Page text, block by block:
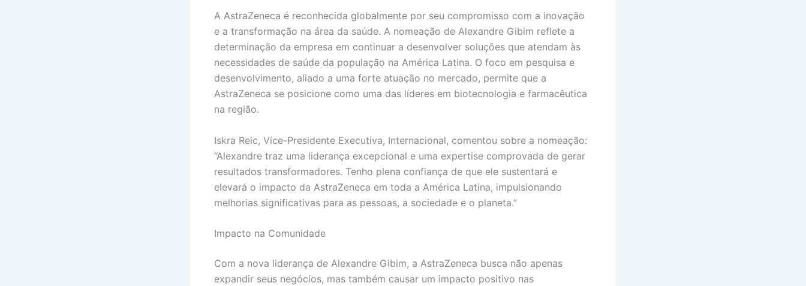
A AstraZeneca é reconhecida globalmente por seu compromisso com a inovação
e a transformação na área da saúde. A nomeação de Alexandre Gibim reflete a
determinação da empresa em continuar a desenvolver soluções que atendam às
necessidades de saúde da população na América Latina. O foco em pesquisa e
desenvolvimento, aliado a uma forte atuação no mercado, permite que a
AstraZeneca se posicione como uma das líderes em biotecnologia e farmacêutica
na região.
Iskra Reic, Vice-Presidente Executiva, Internacional, comentou sobre a nomeação:
“Alexandre traz uma liderança excepcional e uma expertise comprovada de gerar
resultados transformadores. Tenho plena confiança de que ele sustentará e
elevará o impacto da AstraZeneca em toda a América Latina, impulsionando
melhorias significativas para as pessoas, a sociedade e o planeta.”
Impacto na Comunidade
Com a nova liderança de Alexandre Gibim, a AstraZeneca busca não apenas
expandir seus negócios, mas também causar um impacto positivo nas